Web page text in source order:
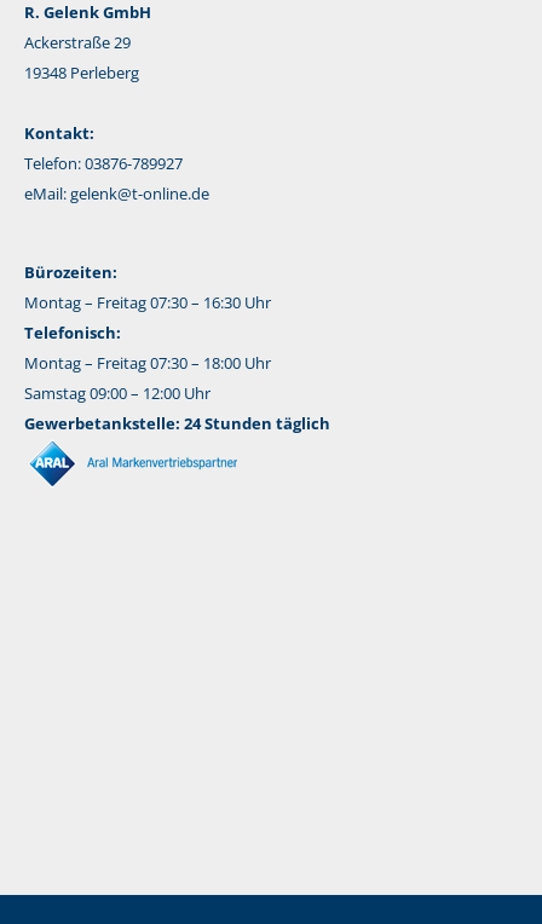
R. Gelenk GmbH
Ackerstraße 29
19348 Perleberg
Kontakt:
Telefon: 03876-789927
eMail:gelenk@t-online.de
Bürozeiten:
Montag – Freitag 07:30 – 16:30 Uhr
Telefonisch:
Montag – Freitag 07:30 – 18:00 Uhr
Samstag 09:00 – 12:00 Uhr
Gewerbetankstelle: 24 Stunden täglich